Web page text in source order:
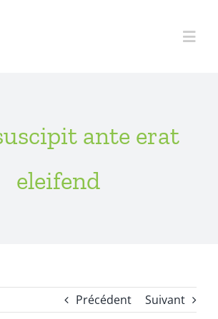
ante erat
eleifend
Précédent Suivant